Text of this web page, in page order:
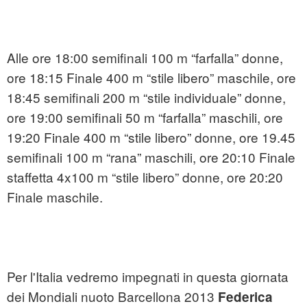
Alle ore 18:00 semifinali 100 m “farfalla” donne,
ore 18:15 Finale 400 m “stile libero” maschile, ore
18:45 semifinali 200 m “stile individuale” donne,
ore 19:00 semifinali 50 m “farfalla” maschili, ore
19:20 Finale 400 m “stile libero” donne, ore 19.45
semifinali 100 m “rana” maschili, ore 20:10 Finale
staffetta 4x100 m “stile libero” donne, ore 20:20
Finale maschile.
Per l'Italia vedremo impegnati in questa giornata
dei Mondiali nuoto Barcellona 2013 Federica